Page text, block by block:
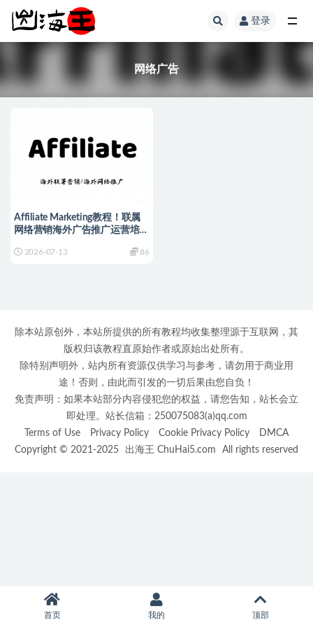
登录
网络广告
Affiliate Marketing教程！联属
网络营销海外广告推广运营培训
2026-07-13 86
除本站原创外，本站所提供的所有教程均收集整理源于互联网，其
版权归该教程直原始作者或原始出处所有。
除特别声明外，站内所有资源仅供学习与参考，请勿用于商业用
途！否则，由此而引发的一切后果由您自负！
免责声明：如果本站部分内容侵犯您的权益，请您告知，站长会立
即处理。站长信箱：250075083(a)qq.com
Terms of Use
Privacy Policy Cookie Privacy Policy
DMCA
Copyright © 2021-2025
出海王 ChuHai5.com All rights reserved
首页 我的 顶部
全部